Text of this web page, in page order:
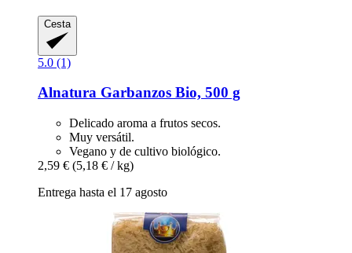
Cesta
5.0 (1)
Alnatura Garbanzos Bio, 500 g
Delicado aroma a frutos secos.
Muy versátil.
Vegano y de cultivo biológico.
2,59 € (5,18 € / kg)
Entrega hasta el 17 agosto